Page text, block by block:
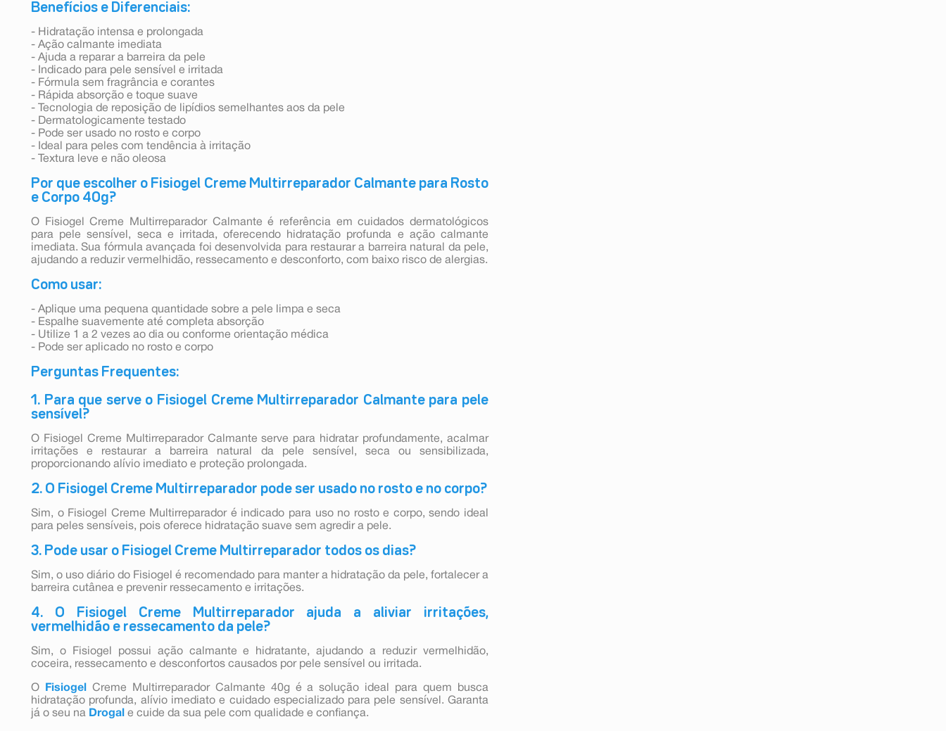
Benefícios e Diferenciais:
- Hidratação intensa e prolongada
- Ação calmante imediata
- Ajuda a reparar a barreira da pele
- Indicado para pele sensível e irritada
- Fórmula sem fragrância e corantes
- Rápida absorção e toque suave
- Tecnologia de reposição de lipídios semelhantes aos da pele
- Dermatologicamente testado
- Pode ser usado no rosto e corpo
- Ideal para peles com tendência à irritação
- Textura leve e não oleosa
Por que escolher o Fisiogel Creme Multirreparador Calmante para Rosto
e Corpo 40g?
O Fisiogel Creme Multirreparador Calmante é referência em cuidados dermatológicos
para pele sensível, seca e irritada, oferecendo hidratação profunda e ação calmante
imediata. Sua fórmula avançada foi desenvolvida para restaurar a barreira natural da pele,
ajudando a reduzir vermelhidão, ressecamento e desconforto, com baixo risco de alergias.
Como usar:
- Aplique uma pequena quantidade sobre a pele limpa e seca
- Espalhe suavemente até completa absorção
- Utilize 1 a 2 vezes ao dia ou conforme orientação médica
- Pode ser aplicado no rosto e corpo
Perguntas Frequentes:
1. Para que serve o Fisiogel Creme Multirreparador Calmante para pele
sensível?
O Fisiogel Creme Multirreparador Calmante serve para hidratar profundamente, acalmar
irritações e restaurar a barreira natural da pele sensível, seca ou sensibilizada,
proporcionando alívio imediato e proteção prolongada.
2. O Fisiogel Creme Multirreparador pode ser usado no rosto e no corpo?
Sim, o Fisiogel Creme Multirreparador é indicado para uso no rosto e corpo, sendo ideal
para peles sensíveis, pois oferece hidratação suave sem agredir a pele.
3. Pode usar o Fisiogel Creme Multirreparador todos os dias?
Sim, o uso diário do Fisiogel é recomendado para manter a hidratação da pele, fortalecer a
barreira cutânea e prevenir ressecamento e irritações.
4. O Fisiogel Creme Multirreparador ajuda a aliviar irritações,
vermelhidão e ressecamento da pele?
Sim, o Fisiogel possui ação calmante e hidratante, ajudando a reduzir vermelhidão,
coceira, ressecamento e desconfortos causados por pele sensível ou irritada.
O Fisiogel
Creme Multirreparador Calmante 40g é a solução ideal para quem busca
hidratação profunda, alívio imediato e cuidado especializado para pele sensível. Garanta
já o seu na Drogal e cuide da sua pele com qualidade e confiança.